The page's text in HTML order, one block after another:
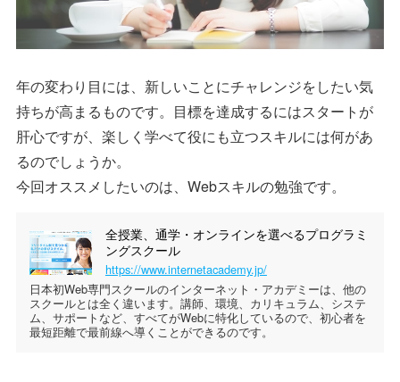
年の変わり目には、新しいことにチャレンジをしたい気
持ちが高まるものです。目標を達成するにはスタートが
肝心ですが、楽しく学べて役にも立つスキルには何があ
るのでしょうか。
今回オススメしたいのは、Webスキルの勉強です。
全授業、通学・オンラインを選べるプログラミ
ングスクール
https://www.internetacademy.jp/
日本初Web専門スクールのインターネット・アカデミーは、他の
スクールとは全く違います。講師、環境、カリキュラム、システ
ム、サポートなど、すべてがWebに特化しているので、初心者を
最短距離で最前線へ導くことができるのです。